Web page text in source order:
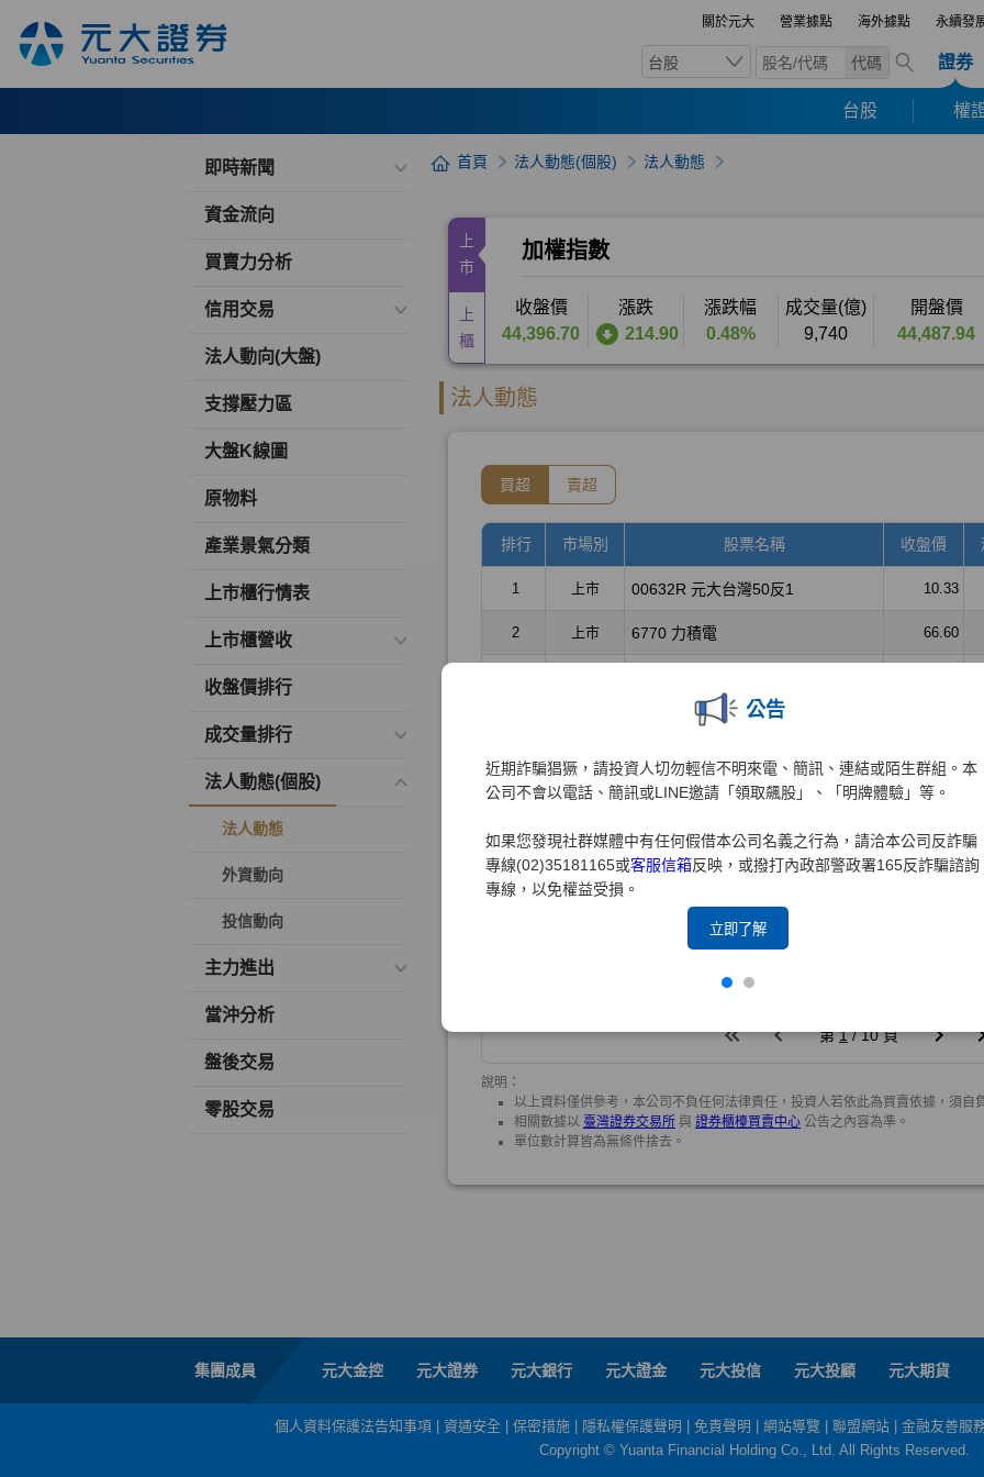
關於元大 營業據點 海外據點 永續發
台股 代碼 證券
台股 權
公告
近期詐騙猖獗，請投資人切勿輕信不明來電、簡訊、連結或陌生群組。本
公司不會以電話、簡訊或LINE邀請「領取飆股」、「明牌體驗」等。
如果您發現社群媒體中有任何假借本公司名義之行為，請洽本公司反詐騙
專線(02)35181165或客服信箱反映，或撥打內政部警政署165反詐騙諮詢
專線，以免權益受損。
立即了解
即時新聞
資金流向
買賣力分析
信用交易
法人動向(大盤)
支撐壓力區
大盤K線圖
原物料
產業景氣分類
上市櫃行情表
上市櫃營收
收盤價排行
成交量排行
法人動態(個股)
法人動態
外資動向
投信動向
主力進出
當沖分析
盤後交易
零股交易
首頁 法人動態(個股) 法人動態
集團成員 元大金控 元大證券 元大銀行 元大證金 元大投信 元大投顧 元大期貨
個人資料保護法告知事項 資通安全 保密措施 隱私權保護聲明 免責聲明 網站導覽 聯盟網站
金融友善服
Copyright © Yuanta Financial Holding Co., Ltd. All Rights Reserved.